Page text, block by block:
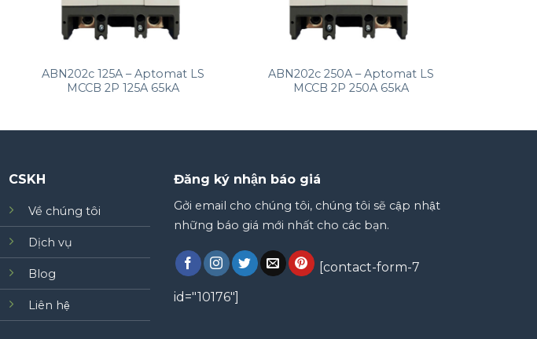
ABN202c 125A – Aptomat LS
MCCB 2P 125A 65kA
ABN202c 250A – Aptomat LS
MCCB 2P 250A 65kA
CSKH
Về chúng tôi
Dịch vụ
Blog
Liên hệ
Đăng ký nhận báo giá
Gởi email cho chúng tôi, chúng tôi sẽ cập nhật
những báo giá mới nhất cho các bạn.
[contact-form-7
id="10176"]